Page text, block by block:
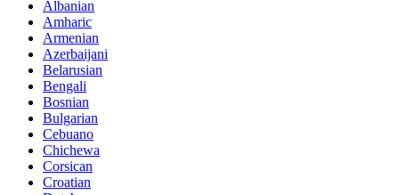
Albanian
Amharic
Armenian
Azerbaijani
Belarusian
Bengali
Bosnian
Bulgarian
Cebuano
Chichewa
Corsican
Croatian